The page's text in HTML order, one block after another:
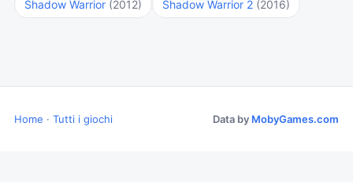
Shadow Warrior (2012) Shadow Warrior 2 (2016)
Home · Tutti i giochi Data by MobyGames.com